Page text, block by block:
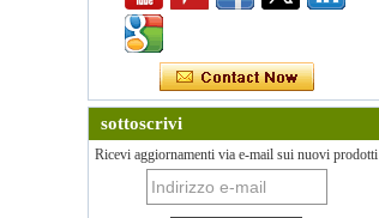
sottoscrivi
Ricevi aggiornamenti via e-mail sui nuovi prodotti